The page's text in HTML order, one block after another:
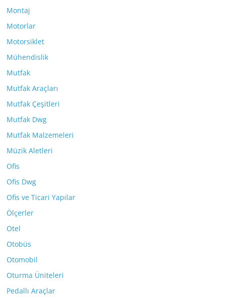
Montaj
Motorlar
Motorsiklet
Mühendislik
Mutfak
Mutfak Araçları
Mutfak Çeşitleri
Mutfak Dwg
Mutfak Malzemeleri
Müzik Aletleri
Ofis
Ofis Dwg
Ofis ve Ticari Yapılar
Ölçerler
Otel
Otobüs
Otomobil
Oturma Üniteleri
Pedallı Araçlar